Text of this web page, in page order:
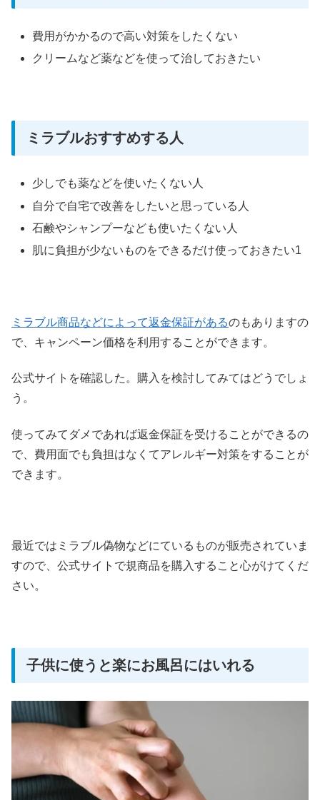
費用がかかるので高い対策をしたくない
クリームなど薬などを使って治しておきたい
ミラブルおすすめする人
少しでも薬などを使いたくない人
自分で自宅で改善をしたいと思っている人
石鹸やシャンプーなども使いたくない人
肌に負担が少ないものをできるだけ使っておきたい1
ミラブル商品などによって返金保証があるのもありますの
で、キャンペーン価格を利用することができます。
公式サイトを確認した。購入を検討してみてはどうでしょ
う。
使ってみてダメであれば返金保証を受けることができるの
で、費用面でも負担はなくてアレルギー対策をすることが
できます。
最近ではミラブル偽物などにているものが販売されていま
すので、公式サイトで規商品を購入すること心がけてくだ
さい。
子供に使うと楽にお風呂にはいれる